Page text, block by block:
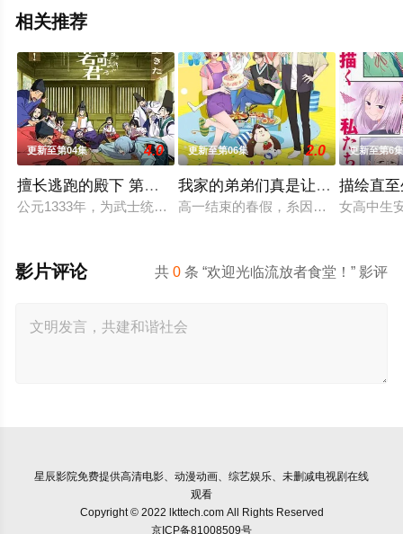
相关推荐
更新至第04集 4.0
擅长逃跑的殿下 第二季
公元1333年，为武士统治日本奠定基石的镰仓幕府，因其所信
更新至第06集 2.0
我家的弟弟们真是让您费心了
高一结束的春假，糸因为母亲再婚而
更新至第6
描绘直
女高中生
共0 条 “欢迎光临流放者食堂！” 影评
影片评论
星辰影院免费提供高清电影、动漫动画、综艺娱乐、未删减电视剧在线
观看
Copyright © 2022 lkttech.com All Rights Reserved
京ICP备81008509号